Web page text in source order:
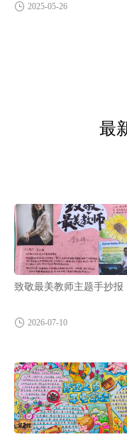
2025-05-26
最
致敬最美教师主题手抄报
2026-07-10